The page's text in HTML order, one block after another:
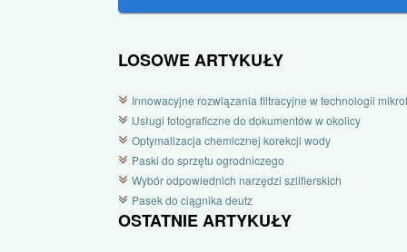
LOSOWE ARTYKUŁY
Innowacyjne rozwiązania filtracyjne w technologii
Usługi fotograficzne do dokumentów w okolicy
Optymalizacja chemicznej korekcji wody
Paski do sprzętu ogrodniczego
Wybór odpowiednich narzędzi szlifierskich
Pasek do ciągnika deutz
OSTATNIE ARTYKUŁY